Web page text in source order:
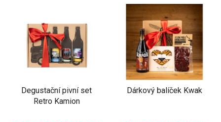
Degustační pivní set
Retro Kamion
Dárkový balíček Kwak